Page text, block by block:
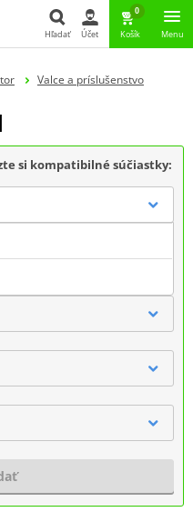
Hľadať
Hľadať Účet
0
Košík Menu
Valce a príslušenstvo
si kompatibilné súčiastky: